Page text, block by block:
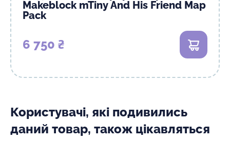
Makeblock mTiny And His Friend Map
Pack
6 750 ₴ В кошик
Користувачі, які подивились
даний товар, також цікавляться